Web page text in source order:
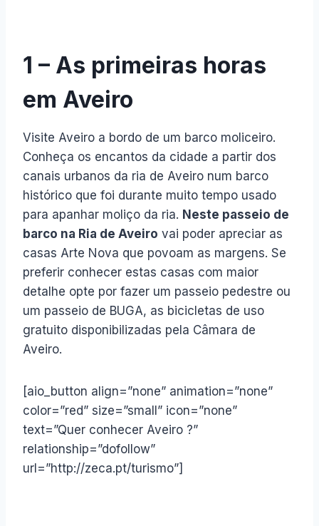
1 – As primeiras horas
em Aveiro
Visite Aveiro a bordo de um barco moliceiro.
Conheça os encantos da cidade a partir dos
canais urbanos da ria de Aveiro num barco
histórico que foi durante muito tempo usado
para apanhar moliço da ria. Neste passeio de
barco na Ria de Aveiro vai poder apreciar as
casas Arte Nova que povoam as margens. Se
preferir conhecer estas casas com maior
detalhe opte por fazer um passeio pedestre ou
um passeio de BUGA, as bicicletas de uso
gratuito disponibilizadas pela Câmara de
Aveiro.
[aio_button align=”none” animation=”none”
color=”red” size=”small” icon=”none”
text=”Quer conhecer Aveiro ?”
relationship=”dofollow”
url=”http://zeca.pt/turismo”]